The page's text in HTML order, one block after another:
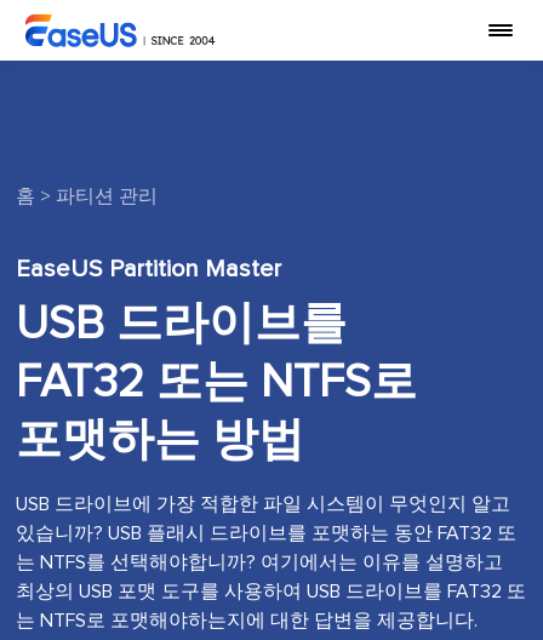
홈 > 파티션 관리
EaseUS Partition Master
USB 드라이브를
FAT32 또는 NTFS로
포맷하는 방법
USB 드라이브에 가장 적합한 파일 시스템이 무엇인지 알고
있습니까? USB 플래시 드라이브를 포맷하는 동안 FAT32 또
는 NTFS를 선택해야합니까? 여기에서는 이유를 설명하고
최상의 USB 포맷 도구를 사용하여 USB 드라이브를 FAT32 또
는 NTFS로 포맷해야하는지에 대한 답변을 제공합니다.